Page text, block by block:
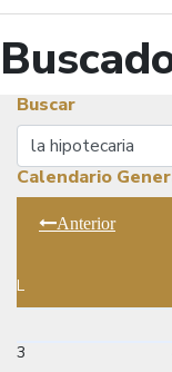
Buscar
Buscar
Calendario
Anterior
L
3